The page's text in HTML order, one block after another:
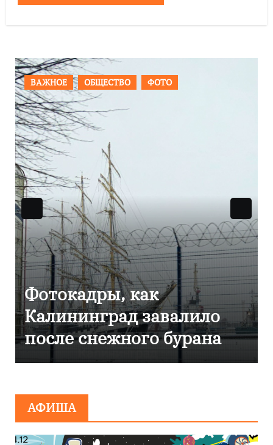
ПРОИСШЕСТВИЯ ФОТО
Фоторепортаж как в
Калининграде
эвакуировали ТЦ из-за
сообщения о
АФИША